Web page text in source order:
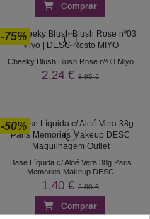
Comprar
-75%
Cheeky Blush Blush Rose nº03 Miyo
2,24 € 8,95 €
-50%
Base Líquida c/ Aloé Vera 38g Paris
Memories Makeup DESC
1,40 € 2,80 €
Comprar